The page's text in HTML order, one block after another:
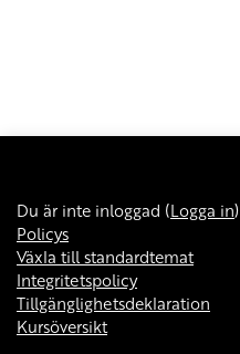
Du är inte inloggad (Logga in)
Policys
Växla till standardtemat
Integritetspolicy
Tillgänglighetsdeklaration
Kursöversikt